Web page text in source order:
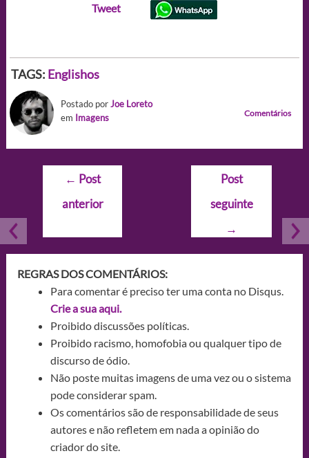
Tweet
TAGS: Englishos
Postado porJoe Loreto
em Imagens Comentários
Navegação
Post
← Post
anterior
Post
seguinte
→
REGRAS DOS COMENTÁRIOS:
Para comentar é preciso ter uma conta no Disqus.
Crie a sua aqui.
Proibido discussões políticas.
Proibido racismo, homofobia ou qualquer tipo de
discurso de ódio.
Não poste muitas imagens de uma vez ou o sistema
pode considerar spam.
Os comentários são de responsabilidade de seus
autores e não refletem em nada a opinião do
criador do site.